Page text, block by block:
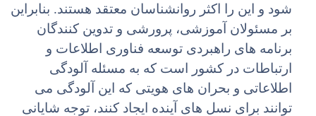
شود و این را اکثر روانشناسان معتقد هستند. بنابراین
بر مسئولان آموزشى، پرورشى و تدوین کنندگان
برنامه هاى راهبردى توسعه فناورى اطلاعات و
ارتباطات در کشور است که به مسئله آلودگى
اطلاعاتى و بحران هاى هویتى که این آلودگى مى
توانند براى نسل هاى آینده ایجاد کنند، توجه شایانى